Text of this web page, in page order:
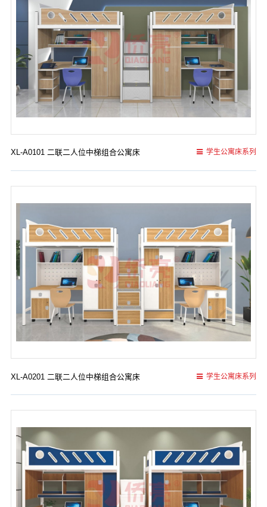
XL-A0101 二联二人位中梯组合公寓床 学生公寓床系列
XL-A0201 二联二人位中梯组合公寓床 学生公寓床系列